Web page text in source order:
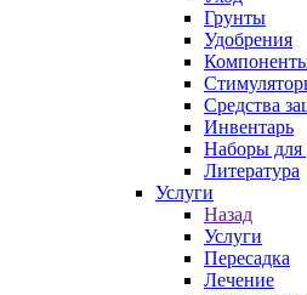
Грунты
Удобрения
Средства
Инвентарь
Наборы для
Литература
Услуги
Назад
Услуги
Пересадка
Лечение